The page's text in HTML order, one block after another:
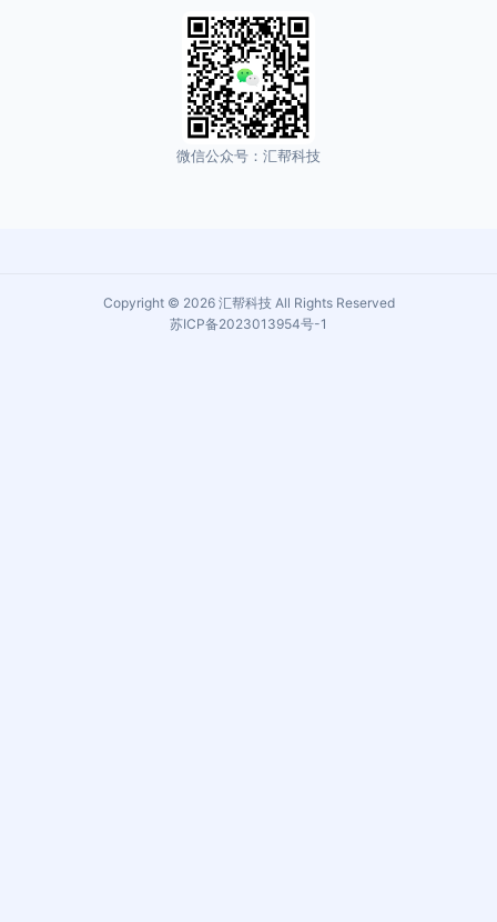
微信公众号：汇帮科技
Copyright © 2026 汇帮科技 All Rights Reserved
苏ICP备2023013954号-1